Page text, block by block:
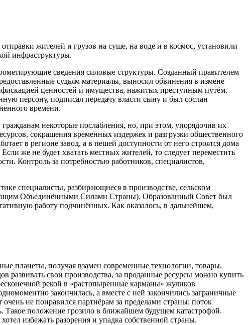
жителей и грузов на суше, на воде и в космос, установили
инфраструктуры.
сведения силовые структуры. Созданный правителем
судьям материалы, выносил обвинения в измене
ценностей и имущества, нажитых преступным путём,
персону, подписал передачу власти сыну и был сослан
времени.
некоторые послабления, но, при этом, упорядочив их
сокращения временных издержек и разгрузки общественного
в регионе завод, а в пешей доступности от него строятся дома
же не будет хватать местных жителей, то следует переместить
Контроль за потребностью работников, специалистов,
специалисты, разбирающиеся в производстве, сельском
Объединёнными Силами Страны). Образованный Совет был
работу подчинённых. Как оказалось, в дальнейшем,
планеты, получая взамен современные технологии, товары,
развивать свои производства, за проданные ресурсы можно купить
рекой в «растопыренные карманы» жуликов
закончилась, а вместе с ней закончились заграничные
не понравился партнёрам за пределами страны: поток
Такое положение грозило в ближайшем будущем катастрофой.
избежать разорения и упадка собственной страны.